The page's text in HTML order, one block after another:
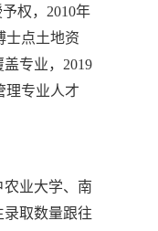
权，2010年
士点土地资
专业，2019
理专业人才
农业大学、南
录取数量跟往